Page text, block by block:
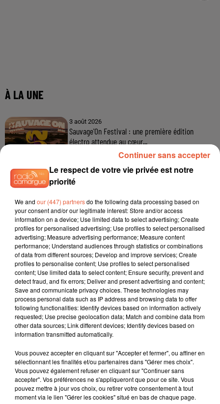
À LA UNE
Le respect de votre vie privée est notre
priorité
We and our (447) partnersdo the following data processing based on
your consent and/or our legitimate interest: Store and/or access
information on a device; Use limited data to select advertising; Create
profiles for personalised advertising; Use profiles to select personalised
advertising; Measure advertising performance; Measure content
performance; Understand audiences through statistics or combinations
of data from different sources; Develop and improve services; Create
profiles to personalise content; Use profiles to select personalised
content; Use limited data to select content; Ensure security, prevent and
detect fraud, and fix errors; Deliver and present advertising and content;
Save and communicate privacy choices. These technologies may
process personal data such as IP address and browsing data to offer
following functionalities: Identify devices based on information actively
requested; Use precise geolocation data; Match and combine data from
other data sources; Link different devices; Identify devices based on
information transmitted automatically.
Vous pouvez accepter en cliquant sur "Accepter et fermer", ou affiner en
sélectionnant les finalités et/ou partenaires dans "Gérer mes choix".
Vous pouvez également refuser en cliquant sur "Continuer sans
accepter". Vos préférences ne s'appliqueront que pour ce site. Vous
pouvez mettre à jour vos choix, ou retirer votre consentement à tout
moment via le lien "Gérer les cookies" situé en bas de chaque page.
Continuer sans accepter